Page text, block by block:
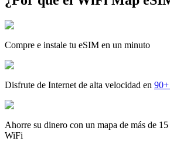
Compre e instale tu eSIM en un minuto
Disfrute de Internet de alta velocidad en 90+
Ahorre su dinero con un mapa de más de
WiFi